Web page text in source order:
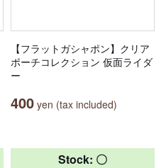
【フラットガシャポン】クリア
ポーチコレクション 仮面ライダ
ー
400 yen (tax included)
Stock: 〇